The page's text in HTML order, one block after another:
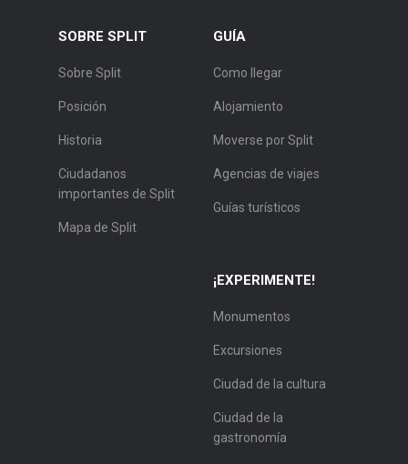
SOBRE SPLIT
Sobre Split
Posición
Historia
Ciudadanos
importantes de Split
Mapa de Split
GUÍA
Como llegar
Alojamiento
Moverse por Split
Agencias de viajes
Guías turísticos
¡EXPERIMENTE!
Monumentos
Excursiones
Ciudad de la cultura
Ciudad de la
gastronomía